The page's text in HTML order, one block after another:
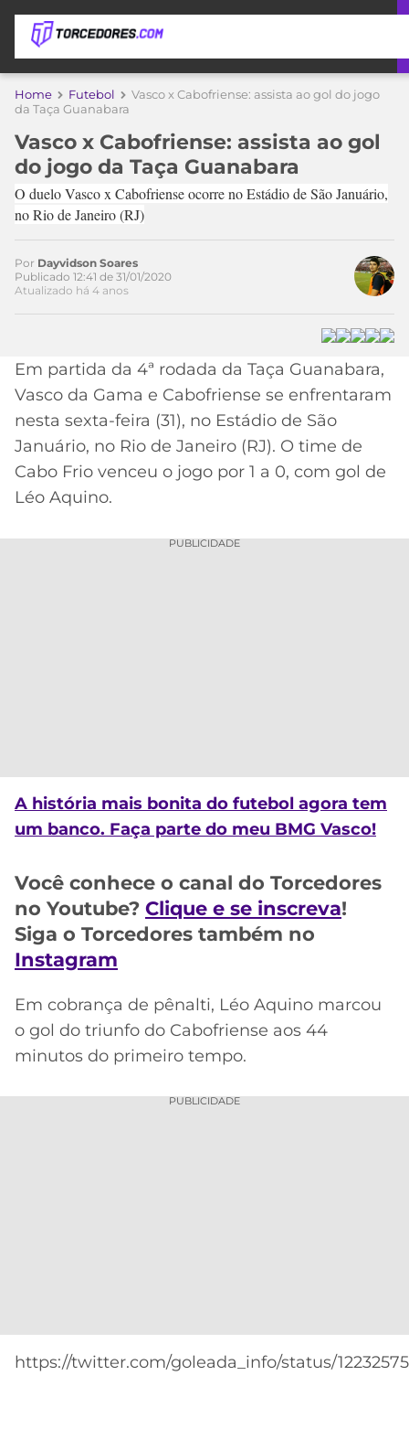
APOSTAS
DE
APOSTA
MELHORES
SITES
DE
APOSTAS
2026
PROMOCIONAL
BETBOOM
CÓDIGO
DE
INDICAÇÃO
BET365
MELHORES
CASSINOS
ONLINE
COPA
DO
MUNDO
TIMES
MEU
PALMEIRAS
CORINTHIANS
SÃO
PAULO
INTERNACIONAL
ATLÉTICO
MG
CAMPEONATOS
BRASILEIRÃO
SÉRIE
LIBERTADORES
COPA
DOS
CAMPEÕES
MÍDIA
ESPORTIVA
MERCADO
BOLA
Home Futebol
Vasco x Cabofriense: assista ao gol do jogo
da Taça Guanabara
Vasco x Cabofriense: assista ao gol
do jogo da Taça Guanabara
O duelo Vasco x Cabofriense ocorre no Estádio de São Januário,
no Rio de Janeiro (RJ)
Acesse o perfil do autor
no Twitter
Por Dayvidson Soares
Publicado 12:41 de 31/01/2020
Atualizado há 4 anos
Em partida da 4ª rodada da Taça Guanabara,
Vasco da Gama e Cabofriense se enfrentaram
nesta sexta-feira (31), no Estádio de São
Januário, no Rio de Janeiro (RJ). O time de
Cabo Frio venceu o jogo por 1 a 0, com gol de
Léo Aquino.
PUBLICIDADE
A história mais bonita do futebol agora tem
um banco. Faça parte do meu BMG Vasco!
Você conhece o canal do Torcedores
no Youtube? Clique e se inscreva!
Siga o Torcedores também no
Instagram
Em cobrança de pênalti, Léo Aquino marcou
o gol do triunfo do Cabofriense aos 44
minutos do primeiro tempo.
PUBLICIDADE
https://twitter.com/goleada_info/status/